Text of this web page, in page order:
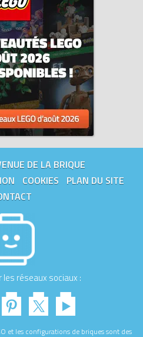
DE LA BRIQUE
COOKIES
PLAN DU SITE
réseaux sociaux :
et les configurations de briques sont des